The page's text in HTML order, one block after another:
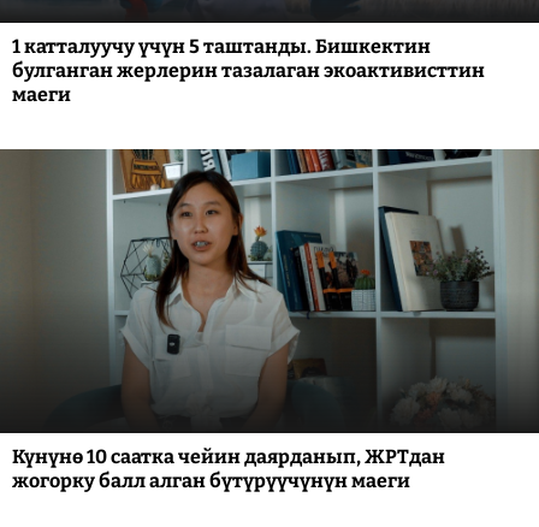
1 катталуучу үчүн 5 таштанды. Бишкектин
булганган жерлерин тазалаган экоактивисттин
маеги
Күнүнө 10 саатка чейин даярданып, ЖРТдан
жогорку балл алган бүтүрүүчүнүн маеги